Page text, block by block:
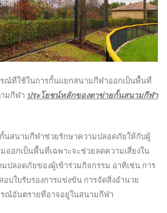
ณ์ที่ใช้ในการกั้นแยกสนามกีฬาออกเป็นพื้นที่
มกีฬา ประโยชน์หลักของตาข่ายกั้นสนามกีฬา
นสนามกีฬาช่วยรักษาความปลอดภัยให้กับผู้
ออกเป็นพื้นที่เฉพาะจะช่วยลดความเสี่ยงใน
ปลอดภัยของผู้เข้าร่วมกิจกรรม อาทิเช่น การ
อบใบรับรองการแข่งขัน การจัดสิ่งอำนวย
ณ์อันตรายที่อาจอยู่ในสนามกีฬา